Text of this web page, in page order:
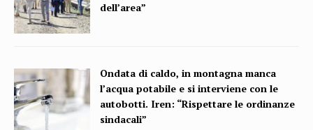
dell’area”
Ondata di caldo, in montagna manca
l’acqua potabile e si interviene con le
autobotti. Iren: “Rispettare le ordinanze
sindacali”